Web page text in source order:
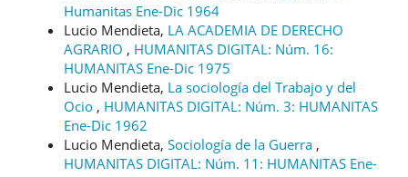
Humanitas Ene-Dic 1964
Lucio Mendieta, LA ACADEMIA DE DERECHO
AGRARIO , HUMANITAS DIGITAL: Núm. 16:
HUMANITAS Ene-Dic 1975
Lucio Mendieta, La sociología del Trabajo y del
Ocio , HUMANITAS DIGITAL: Núm. 3: HUMANITAS
Ene-Dic 1962
Lucio Mendieta, Sociología de la Guerra ,
HUMANITAS DIGITAL: Núm. 11: HUMANITAS Ene-